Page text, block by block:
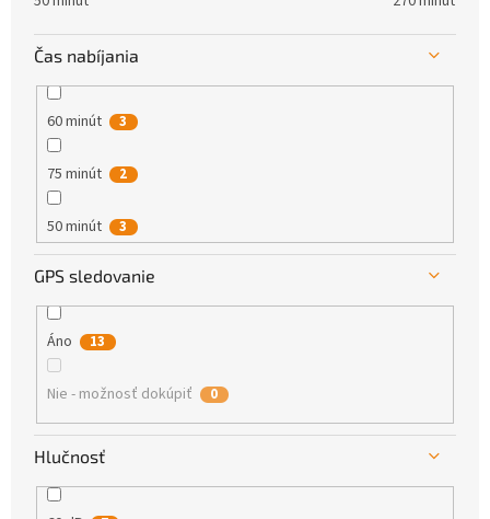
Čas nabíjania
60 minút 3
75 minút 2
50 minút 3
30 minút 0
40 minút
110 minút 0
45 minút 0
55 minút 1
GPS sledovanie
Áno 13
Nie - možnosť dokúpiť 0
Hlučnosť